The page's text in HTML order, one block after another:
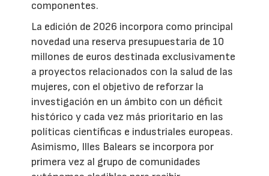
componentes.
La edición de 2026 incorpora como principal
novedad una reserva presupuestaria de 10
millones de euros destinada exclusivamente
a proyectos relacionados con la salud de las
mujeres, con el objetivo de reforzar la
investigación en un ámbito con un déficit
histórico y cada vez más prioritario en las
políticas científicas e industriales europeas.
Asimismo, Illes Balears se incorpora por
primera vez al grupo de comunidades